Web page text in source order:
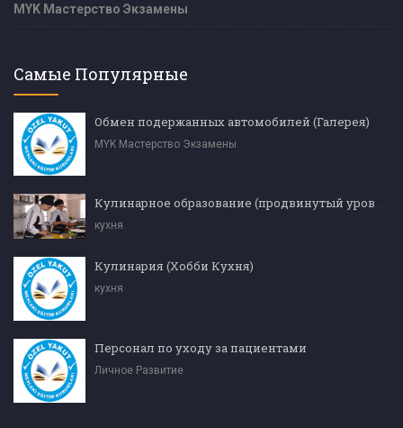
MYK Мастерство Экзамены
Самые Популярные
Обмен подержанных автомобилей (Галерея)
MYK Мастерство Экзамены
кухня
Кулинария (Хобби Кухня)
кухня
Персонал по уходу за пациентами
Личное Развитие